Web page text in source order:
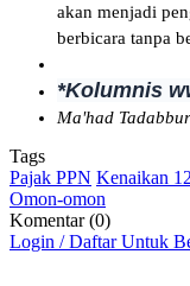
akan menjadi
berbicara tanpa
*Kolumnis
Ma'had
Tags
Pajak PPN Kenaikan
Omon-omon
Komentar (0)
Login / Daftar Untuk